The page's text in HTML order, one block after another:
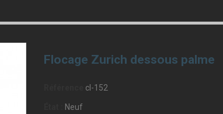
Flocage Zurich dessous palme
cl-152
Neuf